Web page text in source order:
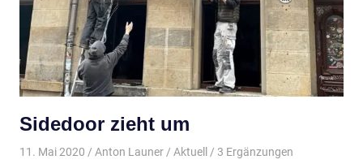
Sidedoor zieht um
11. Mai 2020 Anton Launer Aktuell / 3 Ergänzungen